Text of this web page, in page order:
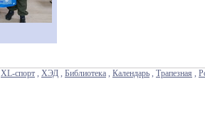
XL-спорт , ХЭД , Библиотека , Календарь , Трапезная ,